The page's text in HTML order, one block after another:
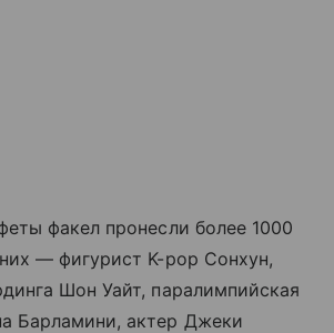
факел пронесли более 1000
— фигурист K-pop Сонхун,
Шон Уайт, паралимпийская
Барламини, актер Джеки